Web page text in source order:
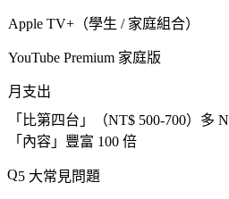
Apple TV+（學生 / 家庭組合）
YouTube Premium 家庭版
月支出
「 比第四台 」（NT$ 500-700）多
「 內容 」豐富 100 倍
5 大常見問題